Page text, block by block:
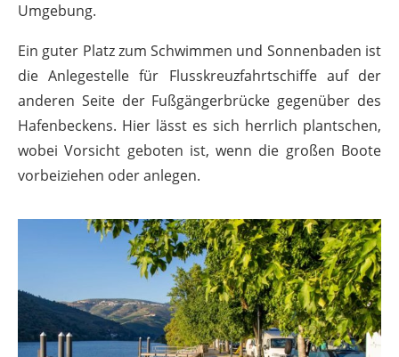
Umgebung.
Ein guter Platz zum Schwimmen und Sonnenbaden ist
die Anlegestelle für Flusskreuzfahrtschiffe auf der
anderen Seite der Fußgängerbrücke gegenüber des
Hafenbeckens. Hier lässt es sich herrlich plantschen,
wobei Vorsicht geboten ist, wenn die großen Boote
vorbeiziehen oder anlegen.